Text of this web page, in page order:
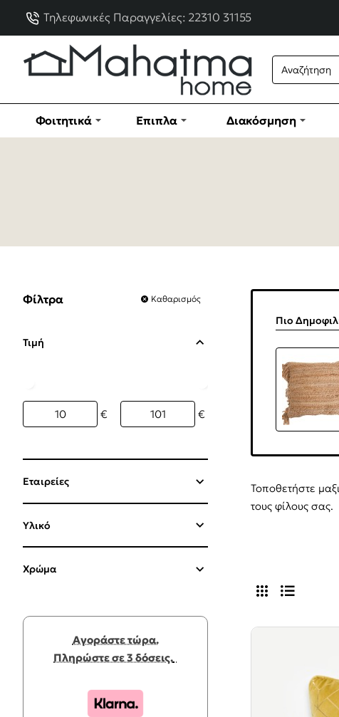
Τηλεφωνικές Παραγγελίες: 22310 31155
Φοιτητικά Έπιπλα Διακόσμηση
Φίλτρα Καθαρισμός
Τιμή
€ €
Εταιρείες
Υλικό
Χρώμα
Αγοράστε τώρα.
Πληρώστε σε 3 δόσεις.
Πιο
Τοποθετήστε
τους φίλους σας.